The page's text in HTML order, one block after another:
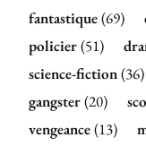
fantastique(69)
policier(51)
science-fiction(36)
gangster(20)
vengeance(13)